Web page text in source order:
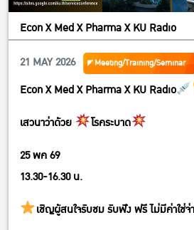
Econ X Med X Pharma X KU Radio
21 MAY 2026
Meeting/Training/Seminar
Econ X Med X Pharma X KU Radio
เสวนาว่าด้วย
โรคระบาด
25 พค 69
13.30-16.30 น.
เชิญผู้สนใจรับชม รับฟัง ฟรี ไม่มีค่าใช่จ่